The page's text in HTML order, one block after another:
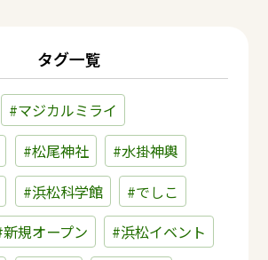
タグ一覧
#マジカルミライ
#松尾神社
#水掛神輿
#浜松科学館
#でしこ
規オープン
#浜松イベント